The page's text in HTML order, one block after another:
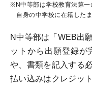
※N中等部は学校教育法第
自身の中学校に在籍した
N中等部は「WEB出
ットから出願登録が
や、書類を記入する
払い込みはクレジッ